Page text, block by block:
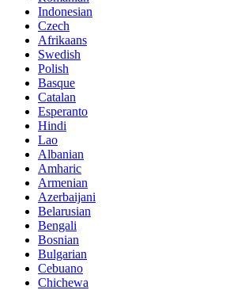
Indonesian
Czech
Afrikaans
Swedish
Polish
Basque
Catalan
Esperanto
Hindi
Lao
Albanian
Amharic
Armenian
Azerbaijani
Belarusian
Bengali
Bosnian
Bulgarian
Cebuano
Chichewa